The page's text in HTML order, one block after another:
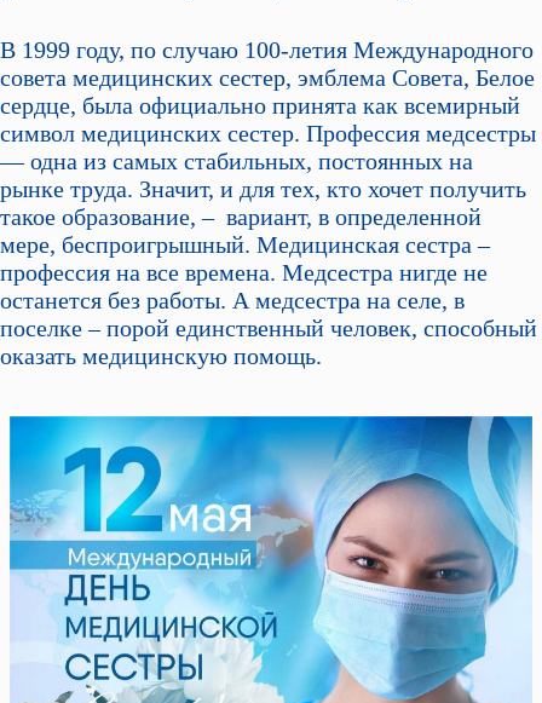
В 1999 году, по случаю 100-летия Международного
совета медицинских сестер, эмблема Совета, Белое
сердце, была официально принята как всемирный
символ медицинских сестер. Профессия медсестры
— одна из самых стабильных, постоянных на
рынке труда. Значит, и для тех, кто хочет получить
такое образование, – вариант, в определенной
мере, беспроигрышный. Медицинская сестра –
профессия на все времена. Медсестра нигде не
останется без работы. А медсестра на селе, в
поселке – порой единственный человек, способный
оказать медицинскую помощь.